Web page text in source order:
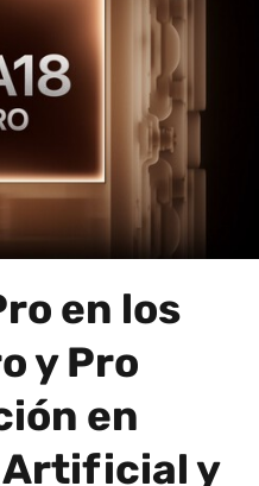
en los
y Pro
en
y